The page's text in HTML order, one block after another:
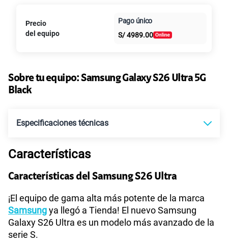
Paga solo
125GBen alta velocidad
S/
Paga solo 95.90
Al contado Cuotas Claro
intereses
Precio
del equipo
Pago único
S/4989.00
Sobre tu equipo: SamsungGalaxy S26 Ultra 5G
Black
Especificaciones técnicas
Tecnología de Pantalla
Sistema operativo Android 16
WiFI
Características
Características del Samsung S26 Ultra
¡El equipo de gama alta más potente de la marca
Samsungya llegó a Tienda! El nuevo Samsung
Galaxy S26 Ultra es un modelo más avanzado de la
serie S.